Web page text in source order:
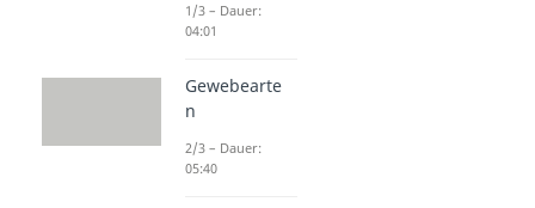
1/3 – Dauer:
04:01
Gewebearte
n
2/3 – Dauer:
05:40